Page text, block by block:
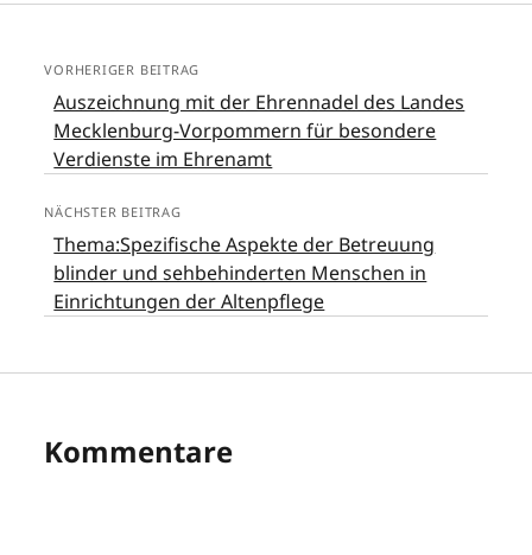
VORHERIGER BEITRAG
Auszeichnung mit der Ehrennadel des Landes
Mecklenburg-Vorpommern für besondere
Verdienste im Ehrenamt
NÄCHSTER BEITRAG
Thema:Spezifische Aspekte der Betreuung
blinder und sehbehinderten Menschen in
Einrichtungen der Altenpflege
Kommentare